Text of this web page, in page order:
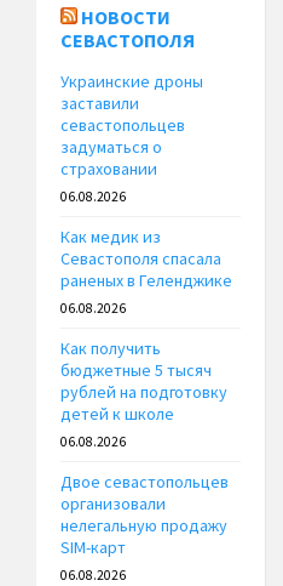
НОВОСТИ
СЕВАСТОПОЛЯ
Украинские дроны
заставили
севастопольцев
задуматься о
страховании
06.08.2026
Как медик из
Севастополя спасала
раненых в Геленджике
06.08.2026
Как получить
бюджетные 5 тысяч
рублей на подготовку
детей к школе
06.08.2026
Двое севастопольцев
организовали
нелегальную продажу
SIM-карт
06.08.2026